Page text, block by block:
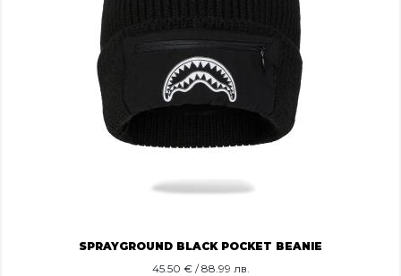
SPRAYGROUND BLACK POCKET BEANIE
45.50 € / 88.99 лв.